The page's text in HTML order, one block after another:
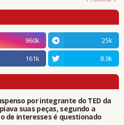
960k
25k
161k 8.9k
por integrante do TED da
suas peças, segundo a
de interesses é questionado